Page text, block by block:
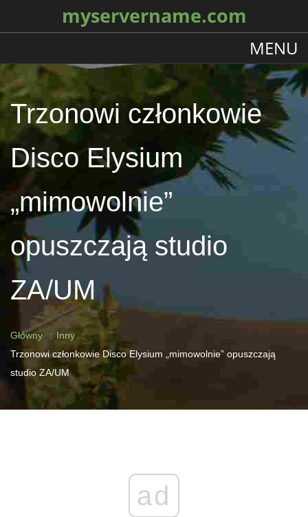
myservername.com
MENU
Trzonowi członkowie
Disco Elysium
„mimowolnie”
opuszczają studio
ZA/UM
Główny
Inny
Trzonowi członkowie Disco Elysium „mimowolnie” opuszczają
studio ZA/UM
ad